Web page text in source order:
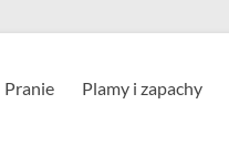
Pranie Plamy i zapachy